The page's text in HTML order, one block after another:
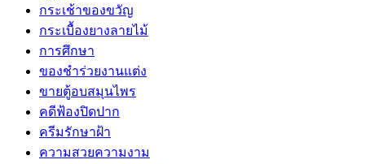
กระเช้าของขวัญ
กระเบื้องยางลายไม้
การศึกษา
ของชำร่วยงานแต่ง
ขายตู้อบสมุนไพร
คดีฟ้องปิดปาก
ครีมรักษาฝ้า
ความสวยความงาม